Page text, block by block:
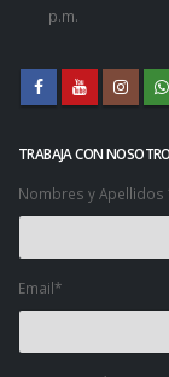
p.m.
TRABAJA CON
Nombres y Apellidos
Email*